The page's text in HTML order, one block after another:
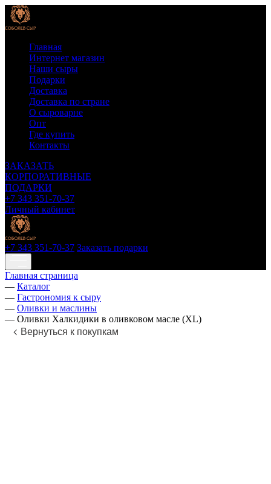
Главная
Интернет магазин
Наши сыры
Подарки
Доставка
Доставка по стране
О сыроварне
Опт
Где купить
Контакты
ЗАКАЗАТЬ
КОРПОРАТИВНЫЕ
ПОДАРКИ
+7 343 351-70-37
Личный кабинет
+7 343 351-70-37 Заказать подарки
Главная страница
— Каталог
— Гастрономия к сыру
— Оливки и маслины
— Оливки Халкидики в оливковом масле (XL)
Вернуться к покупкам